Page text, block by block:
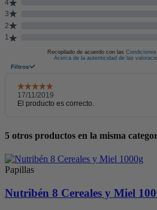
5 otros productos en la misma
Papillas
Nutribén 8 Cereales y Miel